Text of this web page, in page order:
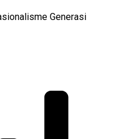
Generasi